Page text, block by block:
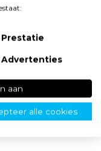
Prestatie
Advertenties
aan
alle cookies